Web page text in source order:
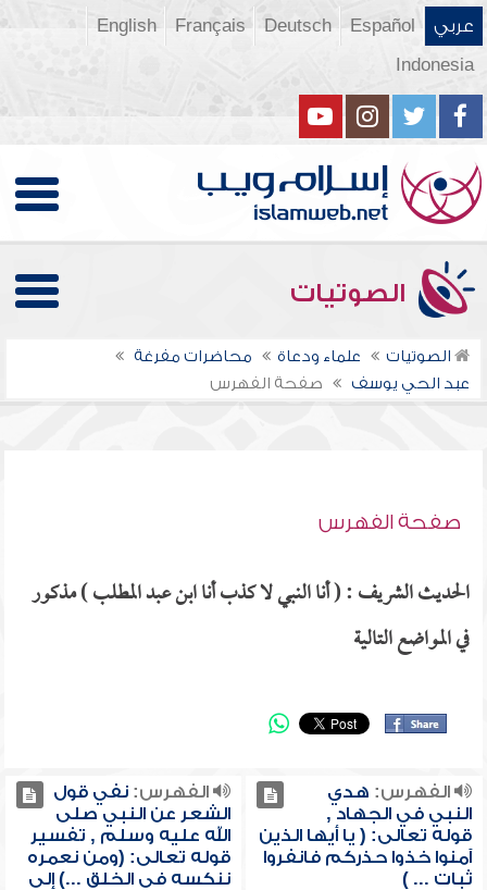
عربي Español
Deutsch
Français
English
Indonesia
الصوتيات
الصوتيات علماء ودعاة
محاضرات مفرغة
عبد الحي يوسف
صفحة الفهرس
صفحة الفهرس
الحديث الشريف : ( أنا النبي لا كذب أنا ابن عبد المطلب ) مذكور
في المواضع التالية
الفهرس: هدي
النبي في الجهاد ,
قوله تعالى: ( يا أيها الذين
آمنوا خذوا حذركم فانفروا
ثبات ... )
الفهرس:نفي قول
الشعر عن النبي صلى
الله عليه وسلم , تفسير
قوله تعالى: (ومن نعمره
ننكسه في الخلق ...) إلى